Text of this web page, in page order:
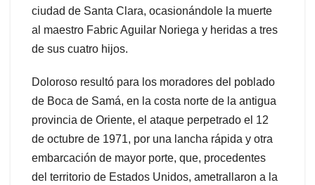
ciudad de Santa Clara, ocasionándole la muerte
al maestro Fabric Aguilar Noriega y heridas a tres
de sus cuatro hijos.
Doloroso resultó para los moradores del poblado
de Boca de Samá, en la costa norte de la antigua
provincia de Oriente, el ataque perpetrado el 12
de octubre de 1971, por una lancha rápida y otra
embarcación de mayor porte, que, procedentes
del territorio de Estados Unidos, ametrallaron a la